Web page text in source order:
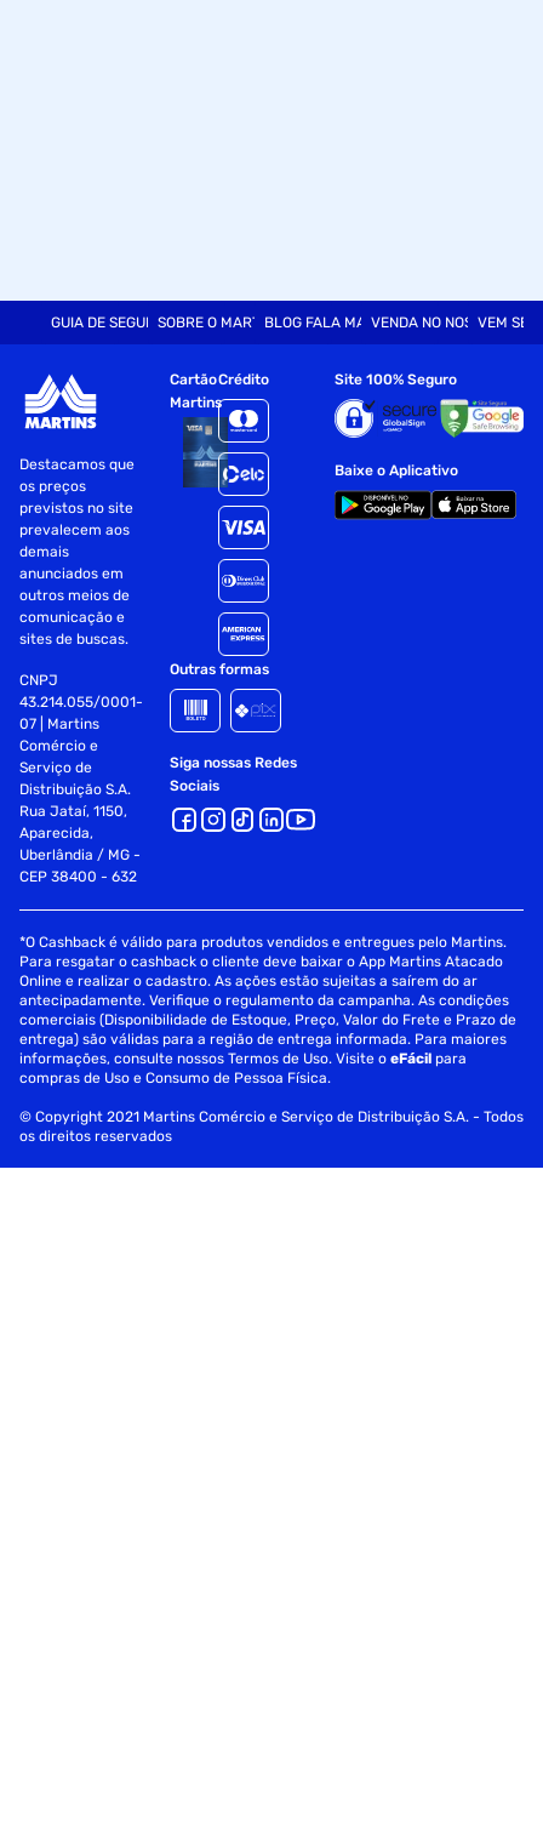
GUIA DE SEGURANÇASOBRE O MARTINSBLOG FALA MARTVENDA NO NOSSO SITE
VEM SER
Destacamos que
os preços
previstos no site
prevalecem aos
demais
anunciados em
outros meios de
comunicação e
sites de buscas.
CNPJ
43.214.055/0001-
07 | Martins
Comércio e
Serviço de
Distribuição S.A.
Rua Jataí, 1150,
Aparecida,
Uberlândia / MG -
CEP 38400 - 632
Cartão
Martins
Crédito
Outras formas
Siga nossas Redes
Sociais
Site 100% Seguro
Baixe o Aplicativo
*O Cashback é válido para produtos vendidos e entregues pelo Martins.
Para resgatar o cashback o cliente deve baixar o App Martins Atacado
Online e realizar o cadastro. As ações estão sujeitas a saírem do ar
antecipadamente. Verifique o regulamento da campanha. As condições
comerciais (Disponibilidade de Estoque, Preço, Valor do Frete e Prazo de
entrega) são válidas para a região de entrega informada. Para maiores
informações, consulte nossos Termos de Uso. Visite oeFácil para
compras de Uso e Consumo de Pessoa Física.
© Copyright 2021 Martins Comércio e Serviço de Distribuição S.A. - Todos
os direitos reservados